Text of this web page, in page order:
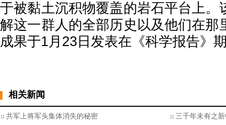
于被黏土沉积物覆盖的岩石平台上。
解这一群人的全部历史以及他们在那
成果于1月23日发表在《科学报告》
相关新闻
共军上将军头集体消失的秘密
三千年未有之